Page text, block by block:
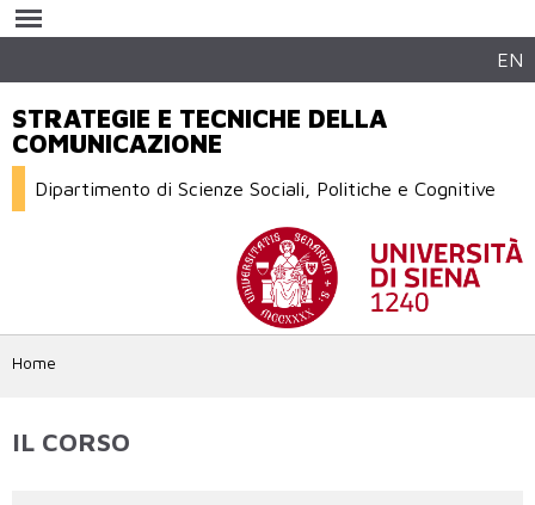
contenuto
EN
STRATEGIE E TECNICHE DELLA
COMUNICAZIONE
Dipartimento di Scienze Sociali, Politiche e Cognitive
Home
IL CORSO